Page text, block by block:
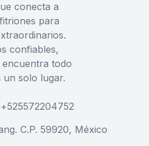
conecta a
para
confiables,
todo
un solo lugar.
C.P. 59920, México